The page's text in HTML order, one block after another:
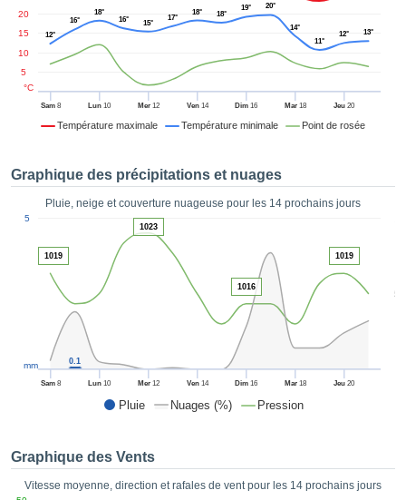
les
:
les
des
par le
de
sur
ACCEPTER
CONTINUER
PARAMÈTRES
Température maximale Température minimale Point de rosée
Sam8 Lun 10 Mer12 Ven14 Dim 16 Mar18 Jeu 20
5
10
15
20
°C
12°
16°
18°
16°
15°
17°
18° 18°
19° 20°
14°
11°
12° 13°
Graphique des précipitations et nuages
Pluie, neige et couverture nuageuse pour les 14 prochains jours
Pluie Nuages (%) Pression
50
Sam8 Lun 10 Mer12 Ven14 Dim 16 Mar18 Jeu 20
5
mm 0.1
1019
1023
1016
1019
Graphique des Vents
Vitesse moyenne, direction et rafales de vent pour les 14 prochains jours